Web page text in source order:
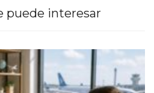
puede interesar